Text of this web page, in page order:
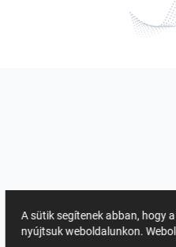
A sütik segítenek abban, hogy
nyújtsuk weboldalunkon.